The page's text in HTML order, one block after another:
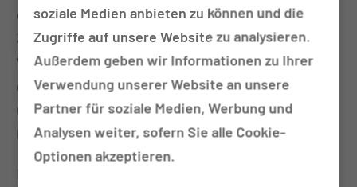
die kleine Enna geboren. Mit einem Gewicht von
3920 Gramm ist Enna das dritte Kind von Janet
Wenke Richter. Mutter und Kind sind wohlauf und
genießen die ersten gemeinsamen Momente. Die
Geburt von Enna verlief ohne Komplikationen, sie
kam spontan zur Welt.
Noch am selben Tag wurde Ludwig geboren: Um
soziale Medien anbieten zu können und die
Zugriffe auf unsere Website zu analysieren.
Außerdem geben wir Informationen zu Ihrer
Verwendung unserer Website an unsere
Partner für soziale Medien, Werbung und
Analysen weiter, sofern Sie alle Cookie-
Optionen akzeptieren.